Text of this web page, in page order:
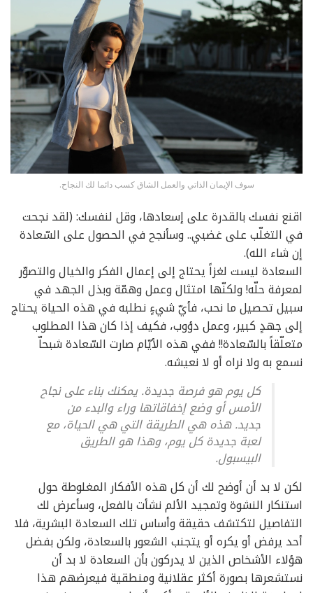
سوف الإيمان الذاتي والعمل الشاق كسب دائما لك النجاح.
اقنع نفسك بالقدرة على إسعادها، وقل لنفسك: (لقد نجحت
في التغلّب على غضبي.. وسأنجح في الحصول على السّعادة
إن شاء الله).
السعادة ليست لغزاً يحتاج إلى إعمال الفكر والخيال والتصوّر
لمعرفة حلّه! ولكنّها امتثال وعمل وهمّة وبذل الجهد في
سبيل تحصيل ما نحب، فأيّ شيءٍ نطلبه في هذه الحياة يحتاج
إلى جهدٍ كبير، وعمل دؤوب، فكيف إذا كان هذا المطلوب
متعلّقاً بالسّعادة!! ففي هذه الأيّام صارت السّعادة شبحاّ
نسمع به ولا نراه أو لا نعيشه.
كل يوم هو فرصة جديدة. يمكنك بناء على نجاح
الأمس أو وضع إخفاقاتها وراء والبدء من
جديد. هذه هي الطريقة التي هي الحياة، مع
لعبة جديدة كل يوم، وهذا هو الطريق
البيسبول.
لكن لا بد أن أوضح لك أن كل هذه الأفكار المغلوطة حول
استنكار النشوة وتمجيد الألم نشأت بالفعل، وسأعرض لك
التفاصيل لتكتشف حقيقة وأساس تلك السعادة البشرية، فلا
أحد يرفض أو يكره أو يتجنب الشعور بالسعادة، ولكن بفضل
هؤلاء الأشخاص الذين لا يدركون بأن السعادة لا بد أن
نستشعرها بصورة أكثر عقلانية ومنطقية فيعرضهم هذا